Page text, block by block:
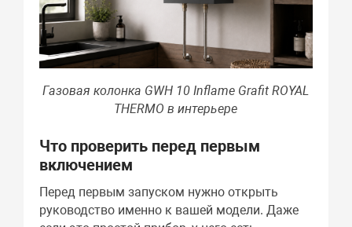
Газовая колонка GWH 10 Inflame Grafit ROYAL
THERMO в интерьере
Что проверить перед первым
включением
Перед первым запуском нужно открыть
руководство именно к вашей модели. Даже